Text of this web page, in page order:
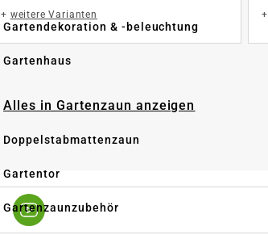
Gartendekoration & -beleuchtung
Gartenhaus
Alles in Gartenzaun anzeigen
Doppelstabmattenzaun
Gartentor
Gartenzaunzubehör
+ weitere Varianten +